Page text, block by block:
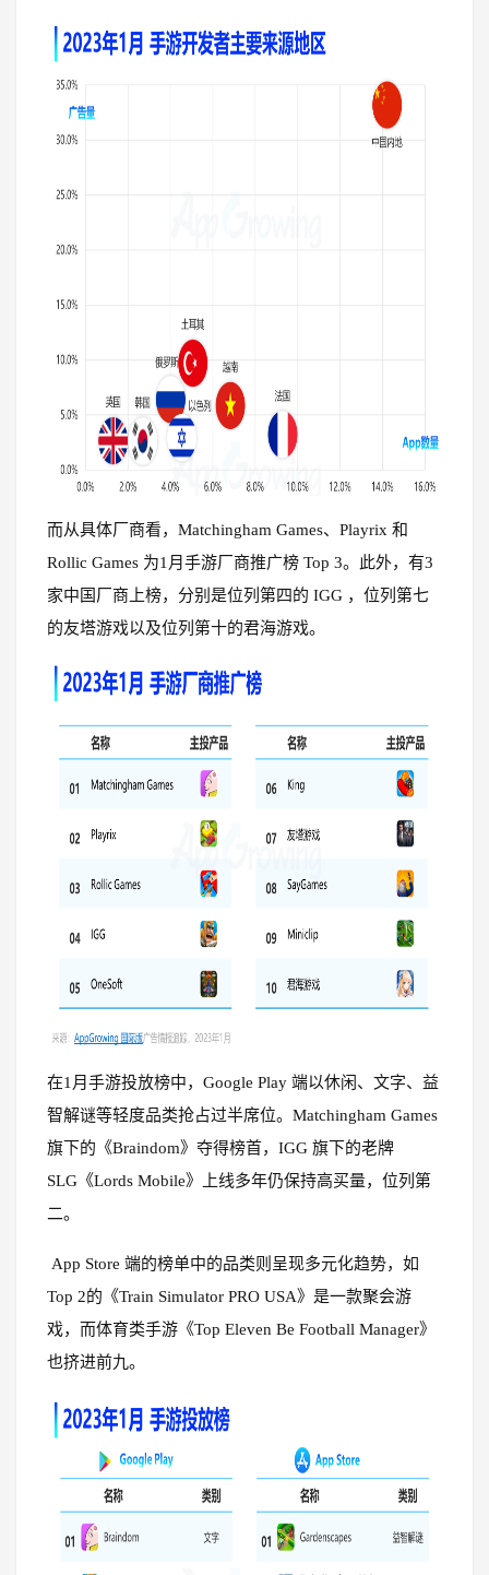
而从具体厂商看，Matchingham Games、Playrix 和
Rollic Games 为1月手游厂商推广榜 Top 3。此外，有3
家中国厂商上榜，分别是位列第四的 IGG ，位列第七
的友塔游戏以及位列第十的君海游戏。
在1月手游投放榜中，Google Play 端以休闲、文字、益
智解谜等轻度品类抢占过半席位。Matchingham Games
旗下的《Braindom》夺得榜首，IGG 旗下的老牌
SLG 《Lords Mobile》上线多年仍保持高买量，位列第
二。
App Store 端的榜单中的品类则呈现多元化趋势，如
Top 2的《Train Simulator PRO USA》是一款聚会游
戏，而体育类手游《Top Eleven Be Football Manager》
也挤进前九。